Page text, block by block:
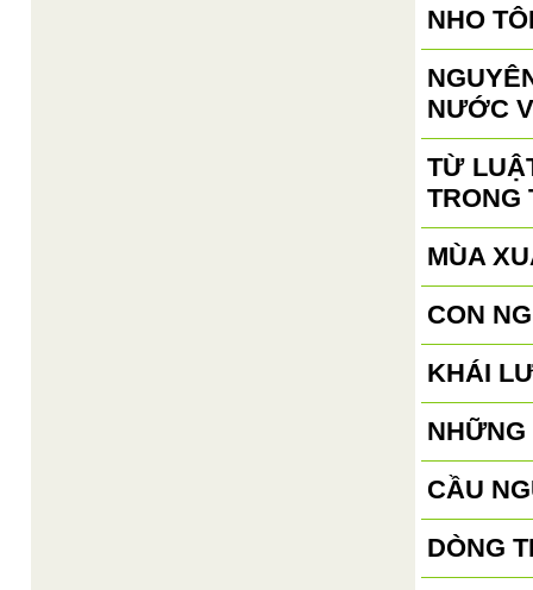
NHO
NƯỚC
TỪ
TRONG
MÙA
CON
KHÁI
CẦU
DÒNG